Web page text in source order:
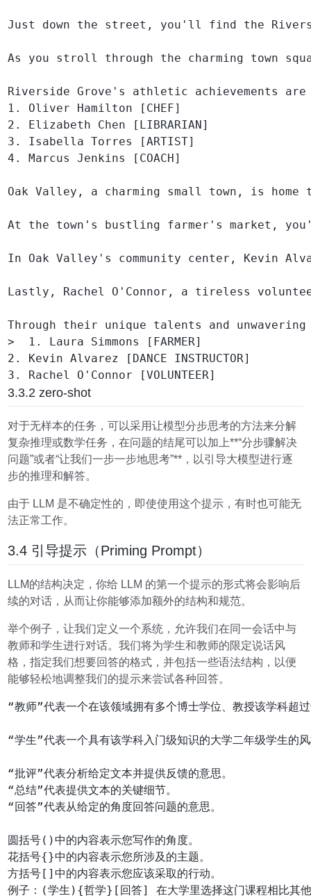
Just down the street, you'll find the
As you stroll through the charming town
Riverside Grove's athletic achievements
1. Oliver Hamilton [CHEF]
2. Elizabeth Chen [LIBRARIAN]
3. Isabella Torres [ARTIST]
4. Marcus Jenkins [COACH]
Oak Valley, a charming small town, is
At the town's bustling farmer's market,
In Oak Valley's community center, Kevin
Lastly, Rachel O'Connor, a tireless
Through their unique talents and
>  1. Laura Simmons [FARMER]
2. Kevin Alvarez [DANCE INSTRUCTOR]
3.3.2 zero-shot
对于无样本的任务，可以采用让模型分步思考的方法来分解
复杂推理或数学任务，在问题的结尾可以加上**“分步骤解决
问题”或者“让我们一步一步地思考”**，以引导大模型进行逐
步的推理和解答。
由于 LLM 是不确定性的，即使使用这个提示，有时也可能无
法正常工作。
3.4 引导提示（Priming Prompt）
LLM的结构决定，你给 LLM 的第一个提示的形式将会影响后
续的对话，从而让你能够添加额外的结构和规范。
举个例子，让我们定义一个系统，允许我们在同一会话中与
教师和学生进行对话。我们将为学生和教师的限定说话风
格，指定我们想要回答的格式，并包括一些语法结构，以便
能够轻松地调整我们的提示来尝试各种回答。
“教师”代表一个在该领域拥有多个博士学位、教授该学科超
“学生”代表一个具有该学科入门级知识的大学二年级学生的
“批评”代表分析给定文本并提供反馈的意思。
“总结”代表提供文本的关键细节。
“回答”代表从给定的角度回答问题的意思。
圆括号()中的内容表示您写作的角度。
花括号{}中的内容表示您所涉及的主题。
方括号[]中的内容表示您应该采取的行动。
例子：(学生){哲学}[回答] 在大学里选择这门课程相比其他